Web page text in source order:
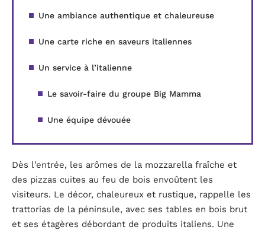
Une ambiance authentique et chaleureuse
Une carte riche en saveurs italiennes
Un service à l’italienne
Le savoir-faire du groupe Big Mamma
Une équipe dévouée
Dès l’entrée, les arômes de la mozzarella fraîche et
des pizzas cuites au feu de bois envoûtent les
visiteurs. Le décor, chaleureux et rustique, rappelle les
trattorias de la péninsule, avec ses tables en bois brut
et ses étagères débordant de produits italiens. Une